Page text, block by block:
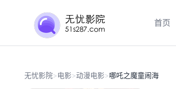
首页
无忧影院>电影>动漫电影>哪吒之魔童闹海